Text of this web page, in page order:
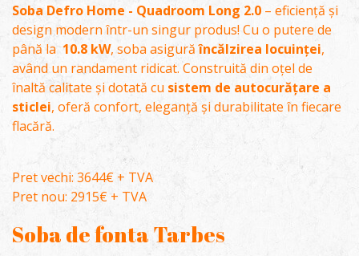
Soba Defro Home - Quadroom Long 2.0 – eficiență și
design modern într-un singur produs! Cu o putere de
până la 10.8 kW, soba asigurăîncălzirea locuinței,
având un randament ridicat. Construită din oțel de
înaltă calitate și dotată cu sistem de autocurățare a
sticlei, oferă confort, eleganță și durabilitate în fiecare
flacără.
Pret vechi: 3644€ + TVA
Pret nou: 2915€ + TVA
Soba de fonta Tarbes